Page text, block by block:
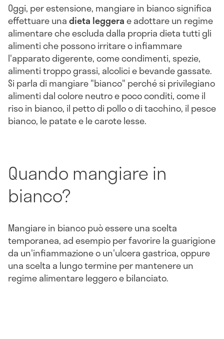
Oggi, per estensione, mangiare in bianco significa
effettuare unadieta leggerae adottare un regime
alimentare che escluda dalla propria dieta tutti gli
alimenti che possono irritare o infiammare
l'apparato digerente, come condimenti, spezie,
alimenti troppo grassi, alcolici e bevande gassate.
Si parla di mangiare "bianco" perché si privilegiano
alimenti dal colore neutro e poco conditi, come il
riso in bianco, il petto di pollo o di tacchino, il pesce
bianco, le patate e le carote lesse.
Quando mangiare in
bianco?
Mangiare in bianco può essere una scelta
temporanea, ad esempio per favorire la guarigione
da un'infiammazione o un'ulcera gastrica, oppure
una scelta a lungo termine per mantenere un
regime alimentare leggero e bilanciato.